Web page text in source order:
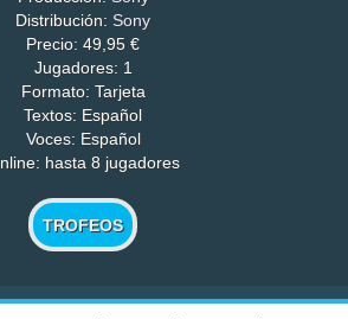
Distribución: Sony
Precio: 49,95 €
Jugadores: 1
Formato: Tarjeta
Textos: Español
Voces: Español
hasta 8 jugadores
TROFEOS